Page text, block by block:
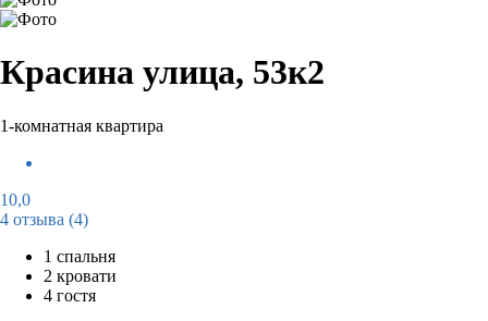
Красина улица, 53к2
1-комнатная квартира
10,0
4 отзыва (4)
1 спальня
2 кровати
4 гостя